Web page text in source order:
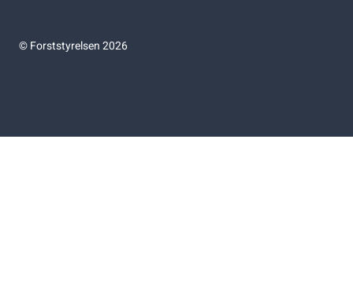
©Forststyrelsen 2026